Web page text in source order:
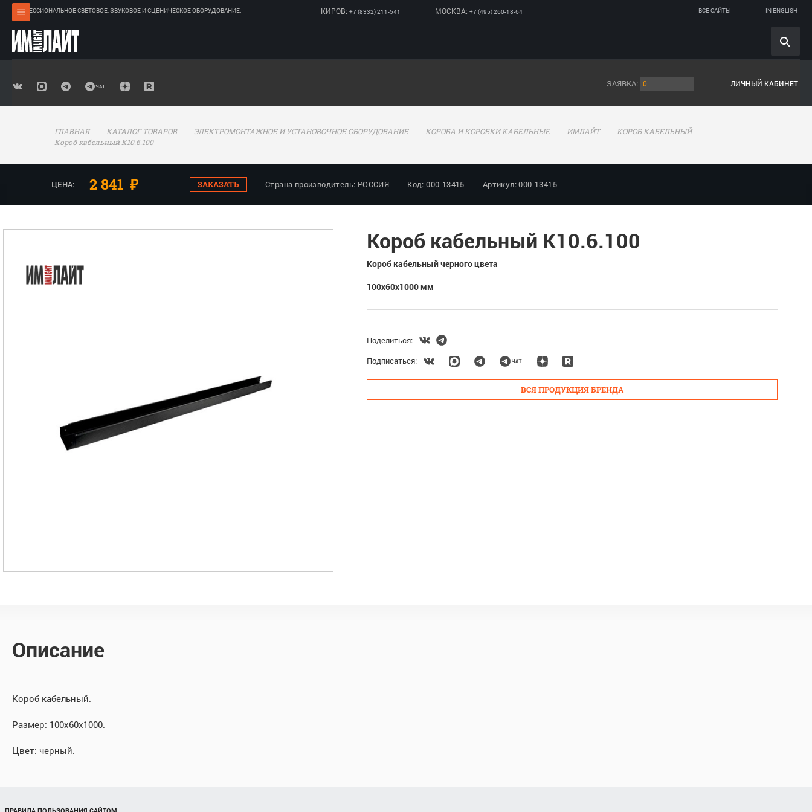
ПРОФЕССИОНАЛЬНОЕ СВЕТОВОЕ, ЗВУКОВОЕ И СЦЕНИЧЕСКОЕ ОБОРУДОВАНИЕ. КИРОВ: +7 (8332) 211-541 МОСКВА: +7 (495) 260-18-64 ВСЕ САЙТЫ IN ENGLISH
ЗАЯВКА: 0 ЛИЧНЫЙ КАБИНЕТ
ГЛАВНАЯ КАТАЛОГ ТОВАРОВ ЭЛЕКТРОМОНТАЖНОЕ И УСТАНОВОЧНОЕ ОБОРУДОВАНИЕ КОРОБА И КОРОБКИ КАБЕЛЬНЫЕ ИМЛАЙТ
КОРОБ КАБЕЛЬНЫЙ
Короб кабельный К10.6.100
ЦЕНА: 2 841 ₽ ЗАКАЗАТЬ Страна производитель: РОССИЯ Код: 000-13415 Артикул: 000-13415
Короб кабельный К10.6.100
Короб кабельный черного цвета
100х60х1000 мм
Поделиться:
Подписаться:
ВСЯ ПРОДУКЦИЯ БРЕНДА
Описание
Короб кабельный.
Размер: 100х60х1000.
Цвет: черный.